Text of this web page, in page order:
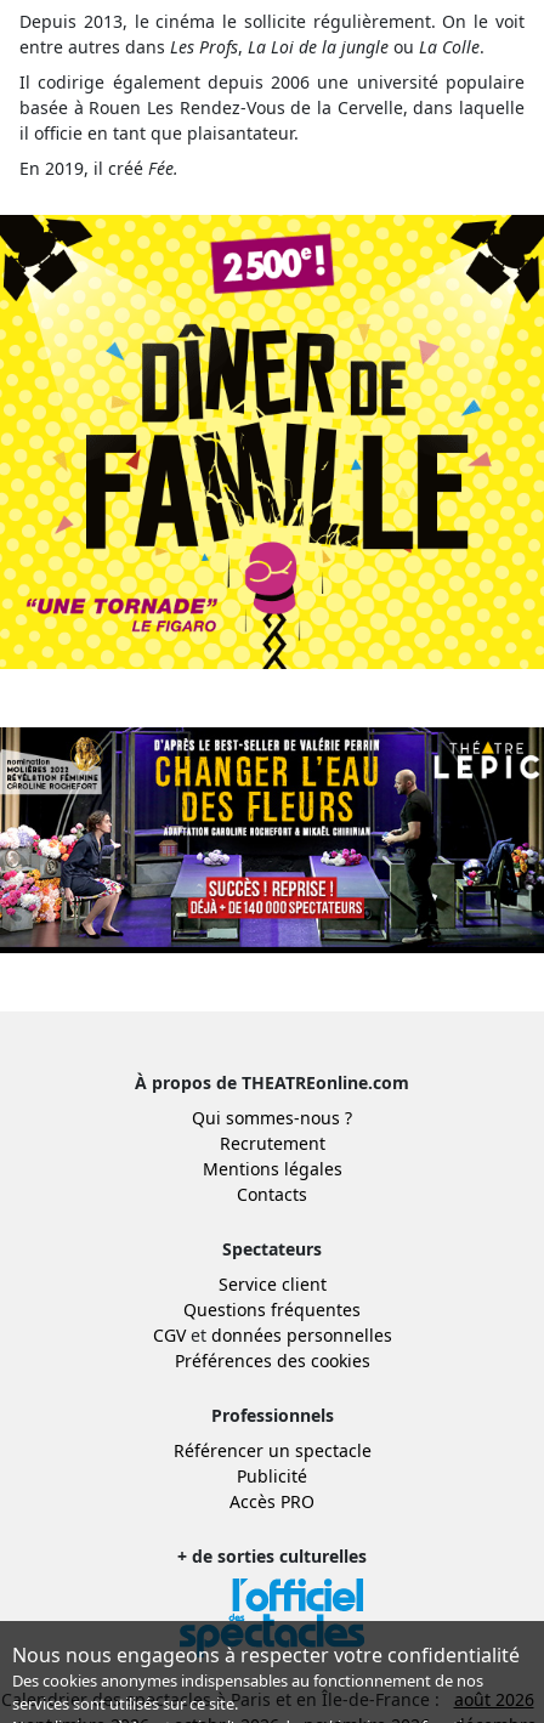
Depuis 2013, le cinéma le sollicite régulièrement. On le voit
entre autres dans Les Profs, La Loi de la jungle ou La Colle.
Il codirige également depuis 2006 une université populaire
basée à Rouen Les Rendez-Vous de la Cervelle, dans laquelle
il officie en tant que plaisantateur.
En 2019, il créé Fée.
À propos de THEATREonline.com
Qui sommes-nous ?
Recrutement
Mentions légales
Contacts
Spectateurs
Service client
Questions fréquentes
CGVet données personnelles
Préférences des cookies
Professionnels
Référencer un spectacle
Publicité
Accès PRO
+ de sorties culturelles
Calendrier des spectacles à Paris et en Île-de-France :
août 2026
Nous nous engageons à respecter votre confidentialité
Des cookies anonymes indispensables au fonctionnement de nos
services sont utilisés sur ce site.